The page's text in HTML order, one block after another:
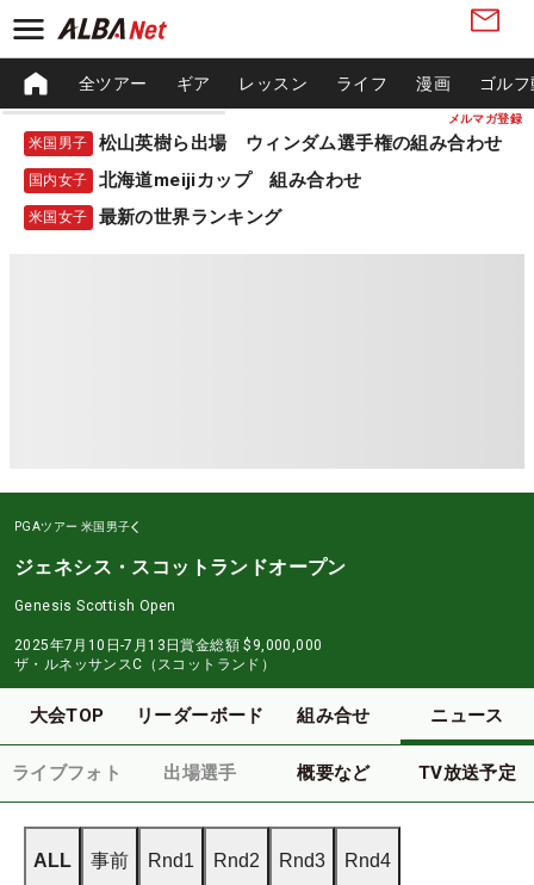
メルマガ登録
全ツアー ギア レッスン ライフ 漫画 ゴル
米国男子 松山英樹ら出場 ウィンダム選手権の組み合わせ
国内女子 北海道meijiカップ 組み合わせ
米国女子 最新の世界ランキング
PGAツアー 米国男子
ジェネシス・スコットランドオープン
Genesis Scottish Open
2025年7月10日-7月13日賞金総額 $9,000,000
ザ・ルネッサンスC（スコットランド）
大会TOP リーダーボード 組み合せ ニュース
ライブフォト 出場選手 概要など TV放送予定
ALL 事前 Rnd1 Rnd2 Rnd3 Rnd4